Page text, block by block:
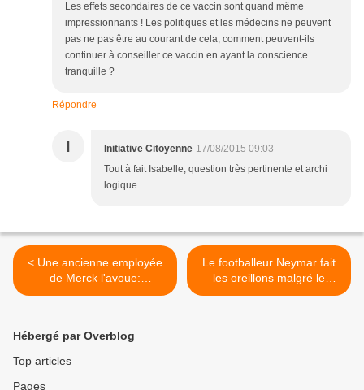
Les effets secondaires de ce vaccin sont quand même
impressionnants ! Les politiques et les médecins ne peuvent
pas ne pas être au courant de cela, comment peuvent-ils
continuer à conseiller ce vaccin en ayant la conscience
tranquille ?
Répondre
I Initiative Citoyenne 17/08/2015 09:03
Tout à fait Isabelle, question très pertinente et archi
logique...
< Une ancienne employée
de Merck l'avoue:
"l'obligation vaccinale, c'est
Le footballeur Neymar fait
les oreillons malgré le
vaccin >
Hébergé par Overblog
Top articles
Pages